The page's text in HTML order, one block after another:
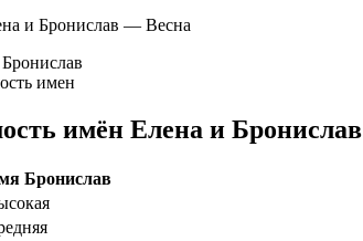
и Бронислав — Весна
имен
имён Елена и Бронислав
Бронислав